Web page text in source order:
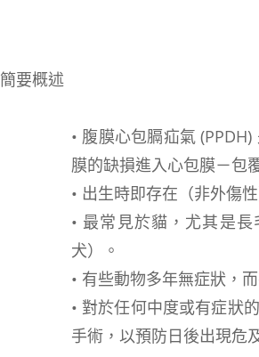
簡要概述
• 腹膜心包膈疝氣
膜的缺損進入心包膜－包
• 出生時即存在（非外傷性
• 最常見於貓，尤其是
犬）。
• 有些動物多年無症狀，
• 對於任何中度或有症狀
手術，以預防日後出現危